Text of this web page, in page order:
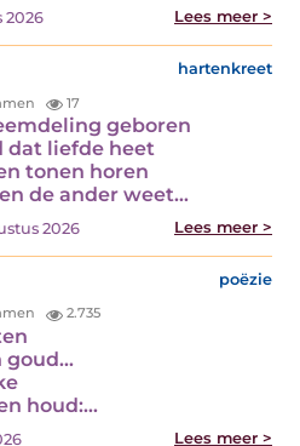
2026 Lees meer >
hartenkreet
17
geboren
dat liefde heet
tonen horen
de ander weet…
2026 Lees meer >
poëzie
2.735
goud...
houd:…
Lees meer >